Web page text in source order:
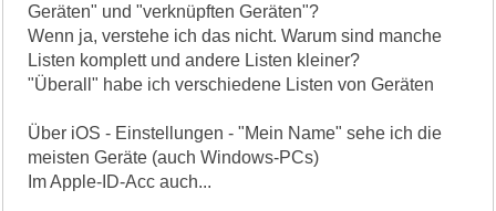
Geräten" und "verknüpften Geräten"?
Wenn ja, verstehe ich das nicht. Warum sind manche
Listen komplett und andere Listen kleiner?
"Überall" habe ich verschiedene Listen von Geräten
Über iOS - Einstellungen - "Mein Name" sehe ich die
meisten Geräte (auch Windows-PCs)
Im Apple-ID-Acc auch...